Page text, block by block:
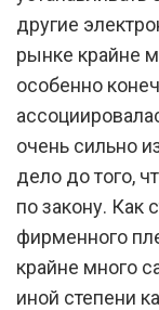
другие
рынке крайне
особенно
очень сильно
дело до того,
по закону. Как
фирменного
крайне много
иной степени